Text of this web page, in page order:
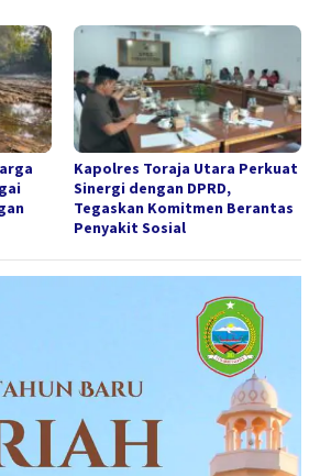
Kapolres Toraja Utara Perkuat
Sinergi dengan DPRD,
Tegaskan Komitmen Berantas
Penyakit Sosial